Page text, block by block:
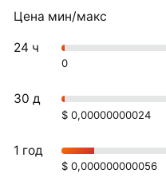
Цена мин/макс
24 ч
0
30 д
$ 0,00000000024
1 год
$ 0,000000000056